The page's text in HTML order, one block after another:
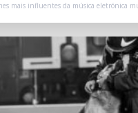
mais influentes da música eletrónica